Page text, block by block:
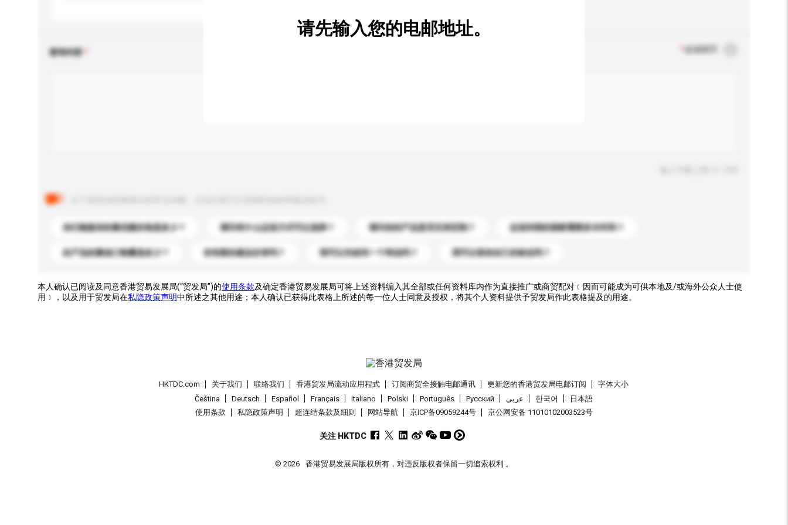
查询内容 必须填写
你们能提供的最优惠价格是多少？ 请问有什么运送方式可以选择？ 请问你的产品是否支持定制？ 运送到我的国家需要多长时间？
此产品的最低订购量是多少？ 你有新的產品目录吗？ 我可以先收到一个样品吗？ 我可以添加自己的标志吗？
请先输入您的电邮地址。
本人确认已阅读及同意香港贸易发展局(“贸发局”)的使用条款及确定香港贸易发展局可将上述资料编入其全部或任何资料库内作为直接推广或商贸配对﹝因而可能成为可供本地及/或海外公众人士使
用﹞，以及用于贸发局在私隐政策声明中所述之其他用途；本人确认已获得此表格上所述的每一位人士同意及授权，将其个人资料提供予贸发局作此表格提及的用途。
HKTDC.com 关于我们 联络我们 香港贸发局流动应用程式 订阅商贸全接触电邮通讯 更新您的香港贸发局电邮订阅
字体大小
Čeština
Deutsch Español Français Italiano Polski Português Pусский عربى 한국어
日本語
使用条款
私隐政策声明 超连结条款及细则 网站导航 京ICP备09059244号 京公网安备 11010102003523号
关注 HKTDC
© 2026 香港贸易发展局版权所有，对违反版权者保留一切追索权利 。